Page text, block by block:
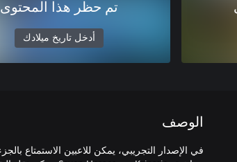
تم حظر هذا المحتوى
أدخل تاريخ ميلادك
الوصف